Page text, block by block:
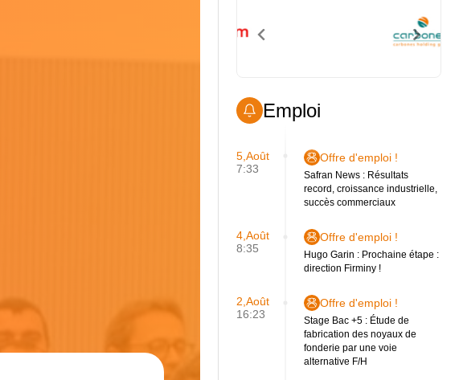
Emploi
5,Août
7:33
Offre d'emploi !
Safran News : Résultats
record, croissance industrielle,
succès commerciaux
4,Août
8:35
Offre d'emploi !
Hugo Garin : Prochaine étape :
direction Firminy !
2,Août
16:23
Offre d'emploi !
Stage Bac +5 : Étude de
fabrication des noyaux de
fonderie par une voie
alternative F/H